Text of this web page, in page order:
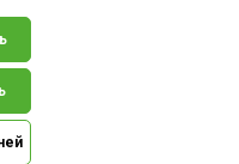
220026, Рэспублика
8. УНП 100357923